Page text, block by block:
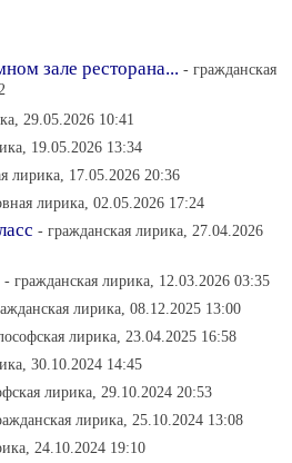
зале ресторана... - гражданская
29.05.2026 10:41
19.05.2026 13:34
лирика, 17.05.2026 20:36
лирика, 02.05.2026 17:24
- гражданская лирика, 27.04.2026
- гражданская лирика, 12.03.2026 03:35
лирика, 08.12.2025 13:00
лирика, 23.04.2025 16:58
30.10.2024 14:45
лирика, 29.10.2024 20:53
лирика, 25.10.2024 13:08
24.10.2024 19:10